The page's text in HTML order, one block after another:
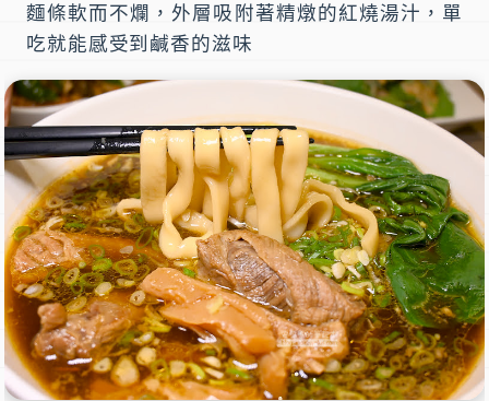
麵條軟而不爛，外層吸附著精燉的紅燒湯汁，單
吃就能感受到鹹香的滋味